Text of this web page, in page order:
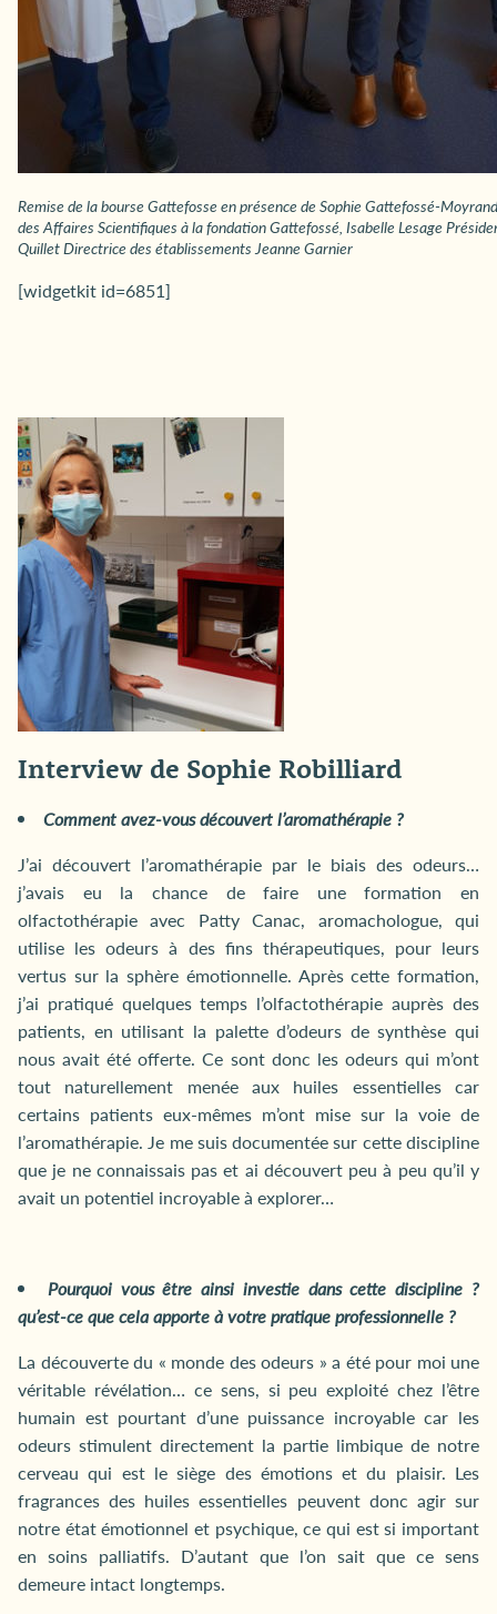
Remise de la bourse Gattefosse en présence de Sophie Gattefossé-
des Affaires Scientifiques à la fondation Gattefossé, Isabelle Lesage
Quillet Directrice des établissements Jeanne Garnier
[widgetkit id=6851]
Interview de Sophie Robilliard
Comment avez-vous découvert l’aromathérapie ?
J’ai découvert l’aromathérapie par le biais des odeurs…
j’avais eu la chance de faire une formation en
olfactothérapie avec Patty Canac, aromachologue, qui
utilise les odeurs à des fins thérapeutiques, pour leurs
vertus sur la sphère émotionnelle. Après cette formation,
j’ai pratiqué quelques temps l’olfactothérapie auprès des
patients, en utilisant la palette d’odeurs de synthèse qui
nous avait été offerte. Ce sont donc les odeurs qui m’ont
tout naturellement menée aux huiles essentielles car
certains patients eux-mêmes m’ont mise sur la voie de
l’aromathérapie. Je me suis documentée sur cette discipline
que je ne connaissais pas et ai découvert peu à peu qu’il y
avait un potentiel incroyable à explorer…
Pourquoi vous être ainsi investie dans cette discipline ?
qu’est-ce que cela apporte à votre pratique professionnelle ?
La découverte du « monde des odeurs » a été pour moi une
véritable révélation… ce sens, si peu exploité chez l’être
humain est pourtant d’une puissance incroyable car les
odeurs stimulent directement la partie limbique de notre
cerveau qui est le siège des émotions et du plaisir. Les
fragrances des huiles essentielles peuvent donc agir sur
notre état émotionnel et psychique, ce qui est si important
en soins palliatifs. D’autant que l’on sait que ce sens
demeure intact longtemps.